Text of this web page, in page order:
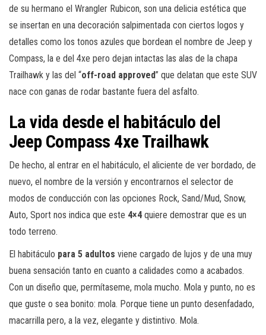
de su hermano el Wrangler Rubicon, son una delicia estética que
se insertan en una decoración salpimentada con ciertos logos y
detalles como los tonos azules que bordean el nombre de Jeep y
Compass, la e del 4xe pero dejan intactas las alas de la chapa
Trailhawk y las del “off-road approved” que delatan que este SUV
nace con ganas de rodar bastante fuera del asfalto.
La vida desde el habitáculo del
Jeep Compass 4xe Trailhawk
De hecho, al entrar en el habitáculo, el aliciente de ver bordado, de
nuevo, el nombre de la versión y encontrarnos el selector de
modos de conducción con las opciones Rock, Sand/Mud, Snow,
Auto, Sport nos indica que este 4×4quiere demostrar que es un
todo terreno.
El habitáculo para 5 adultos viene cargado de lujos y de una muy
buena sensación tanto en cuanto a calidades como a acabados.
Con un diseño que, permítaseme, mola mucho. Mola y punto, no es
que guste o sea bonito: mola. Porque tiene un punto desenfadado,
macarrilla pero, a la vez, elegante y distintivo. Mola.